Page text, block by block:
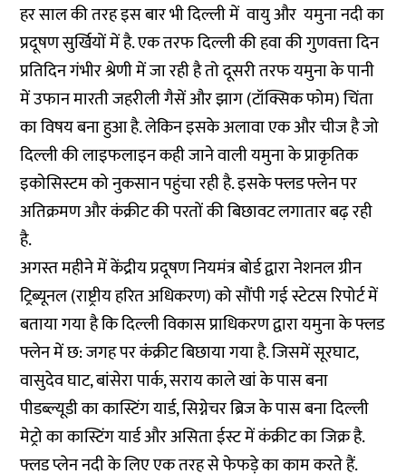
हर साल की तरह इस बार भी दिल्ली में वायु और यमुना नदी का
प्रदूषण सुर्खियों में है. एक तरफ दिल्ली की हवा की गुणवत्ता दिन
प्रतिदिन गंभीर श्रेणी में जा रही है तो दूसरी तरफ यमुना के पानी
में उफान मारती जहरीली गैसें और झाग (टॉक्सिक फोम) चिंता
का विषय बना हुआ है. लेकिन इसके अलावा एक और चीज है जो
दिल्ली की लाइफलाइन कही जाने वाली यमुना के प्राकृतिक
इकोसिस्टम को नुकसान पहुंचा रही है. इसके फ्लड फ्लेन पर
अतिक्रमण और कंक्रीट की परतों की बिछावट लगातार बढ़ रही
है.
अगस्त महीने में केंद्रीय प्रदूषण नियमंत्र बोर्ड द्वारा नेशनल ग्रीन
ट्रिब्यूनल (राष्ट्रीय हरित अधिकरण) को सौंपी गई स्टेटस रिपोर्ट में
बताया गया है कि दिल्ली विकास प्राधिकरण द्वारा यमुना के फ्लड
फ्लेन में छ: जगह पर कंंक्रीट बिछाया गया है. जिसमें सूरघाट,
वासुदेव घाट, बांसेरा पार्क, सराय काले खां के पास बना
पीडब्ल्यूडी का कास्टिंग यार्ड, सिग्नेचर ब्रिज के पास बना दिल्ली
मेट्रो का कास्टिंग यार्ड और असिता ईस्ट में कंक्रीट का जिक्र है.
फ्लड प्लेन नदी के लिए एक तरह से फेफड़े का काम करते हैं.